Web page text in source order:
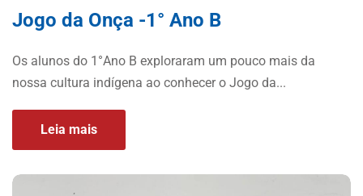
Jogo da Onça -1° Ano B
Os alunos do 1°Ano B exploraram um pouco mais da
nossa cultura indígena ao conhecer o Jogo da...
Leia mais